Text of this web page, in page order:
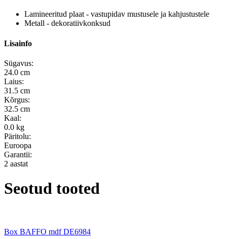
Lamineeritud plaat - vastupidav mustusele ja kahjustustele
Metall - dekoratiivkonksud
Lisainfo
Sügavus:
24.0 cm
Laius:
31.5 cm
Kõrgus:
32.5 cm
Kaal:
0.0 kg
Päritolu:
Euroopa
Garantii:
2 aastat
Seotud tooted
Box BAFFO mdf DE6984